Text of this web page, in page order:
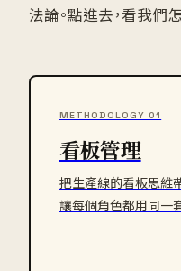
法論。點進去，看我們
METHODOLOGY 01
看板管理
把生產線的看板思維
讓每個角色都用同一